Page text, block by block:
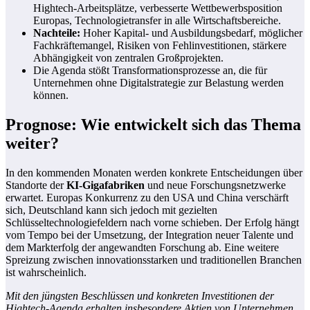
Hightech-Arbeitsplätze, verbesserte Wettbewerbsposition
Europas, Technologietransfer in alle Wirtschaftsbereiche.
Nachteile: Hoher Kapital- und Ausbildungsbedarf, möglicher
Fachkräftemangel, Risiken von Fehlinvestitionen, stärkere
Abhängigkeit von zentralen Großprojekten.
Die Agenda stößt Transformationsprozesse an, die für
Unternehmen ohne Digitalstrategie zur Belastung werden
können.
Prognose: Wie entwickelt sich das Thema
weiter?
In den kommenden Monaten werden konkrete Entscheidungen über
Standorte derKI-Gigafabriken und neue Forschungsnetzwerke
erwartet. Europas Konkurrenz zu den USA und China verschärft
sich, Deutschland kann sich jedoch mit gezielten
Schlüsseltechnologiefeldern nach vorne schieben. Der Erfolg hängt
vom Tempo bei der Umsetzung, der Integration neuer Talente und
dem Markterfolg der angewandten Forschung ab. Eine weitere
Spreizung zwischen innovationsstarken und traditionellen Branchen
ist wahrscheinlich.
Mit den jüngsten Beschlüssen und konkreten Investitionen der